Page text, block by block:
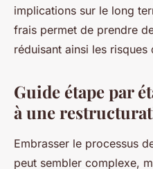
implications sur le long
frais permet de prendre
réduisant ainsi les
Guide étape par
à une
Embrasser le processus
peut sembler complexe,